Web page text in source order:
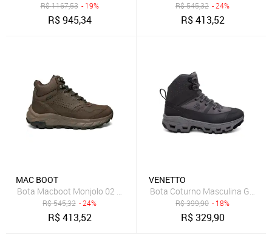
R$1167,53 - 19%
R$945,34
R$545,32 - 24%
R$413,52
MAC BOOT
Bota Macboot Monjolo 02 Cinza Masculino
R$545,32 - 24%
R$413,52
VENETTO
R$399,90 - 18%
R$329,90